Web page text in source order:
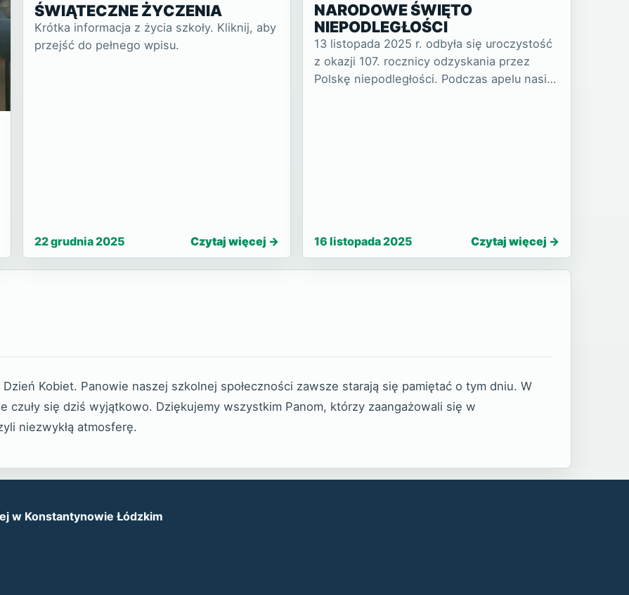
ŚWIĄTECZNE ŻYCZENIA
Krótka informacja z życia szkoły. Kliknij, aby
przejść do pełnego wpisu.
22 grudnia 2025 Czytaj więcej
NARODOWE ŚWIĘTO
NIEPODLEGŁOŚCI
13 listopada 2025 r. odbyła się uroczystość
z okazji 107. rocznicy odzyskania przez
Polskę niepodległości. Podczas apelu nasi
16 listopada 2025 Czytaj więcej
Kobiet. Panowie naszej szkolnej społeczności zawsze starają się pamiętać o tym dniu. W
czuły się dziś wyjątkowo. Dziękujemy wszystkim Panom, którzy zaangażowali się w
niezwykłą atmosferę.
w Konstantynowie Łódzkim